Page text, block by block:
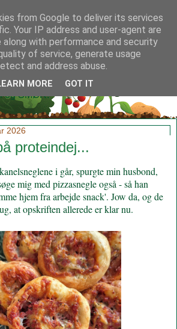
og SMØR!
2026
proteindej...
i går, spurgte min husbond,
mig med pizzasnegle også - så han
hjem fra arbejde snack'. Jow da, og de
at opskriften allerede er klar nu.
from Google to deliver its services
Your IP address and user-agent are
along with performance and security
of service, generate usage
and address abuse.
MORE GOT IT